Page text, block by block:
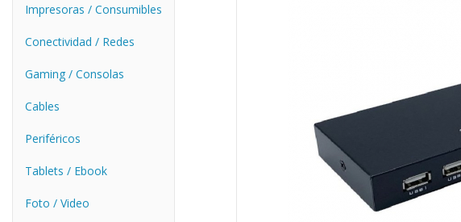
Impresoras / Consumibles
Conectividad / Redes
Gaming / Consolas
Cables
Periféricos
Tablets / Ebook
Foto / Video